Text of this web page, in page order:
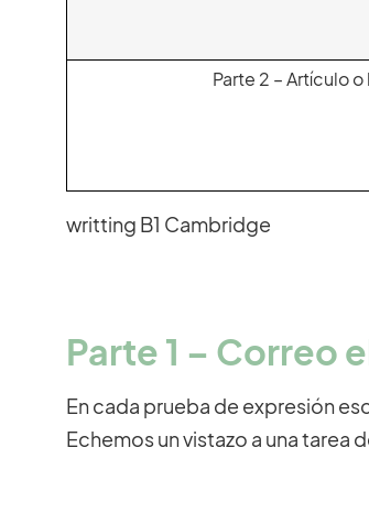
Parte 2 – Artículo
writting B1 Cambridge
Parte 1 – Correo
En cada prueba de expresión
Echemos un vistazo a una tarea